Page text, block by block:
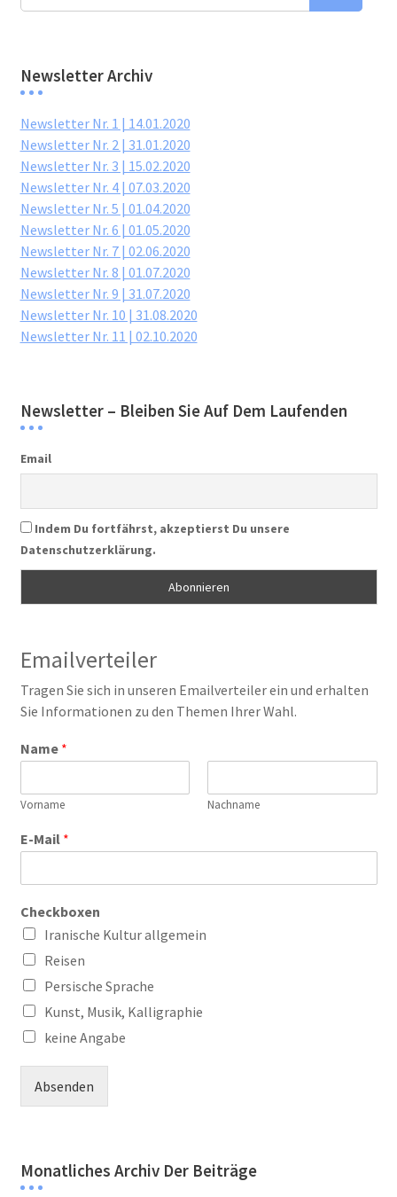
Newsletter Archiv
Newsletter Nr. 1 | 14.01.2020
Newsletter Nr. 2 | 31.01.2020
Newsletter Nr. 3 | 15.02.2020
Newsletter Nr. 4 | 07.03.2020
Newsletter Nr. 5 | 01.04.2020
Newsletter Nr. 6 | 01.05.2020
Newsletter Nr. 7 | 02.06.2020
Newsletter Nr. 8 | 01.07.2020
Newsletter Nr. 9 | 31.07.2020
Newsletter Nr. 10 | 31.08.2020
Newsletter Nr. 11 | 02.10.2020
Newsletter – Bleiben Sie Auf Dem Laufenden
Email
Indem Du fortfährst, akzeptierst Du unsere
Datenschutzerklärung.
Emailverteiler
Tragen Sie sich in unseren Emailverteiler ein und erhalten
Sie Informationen zu den Themen Ihrer Wahl.
Name *
Vorname Nachname
E-Mail *
Checkboxen
Iranische Kultur allgemein
Reisen
Persische Sprache
Kunst, Musik, Kalligraphie
keine Angabe
Absenden
Monatliches Archiv Der Beiträge